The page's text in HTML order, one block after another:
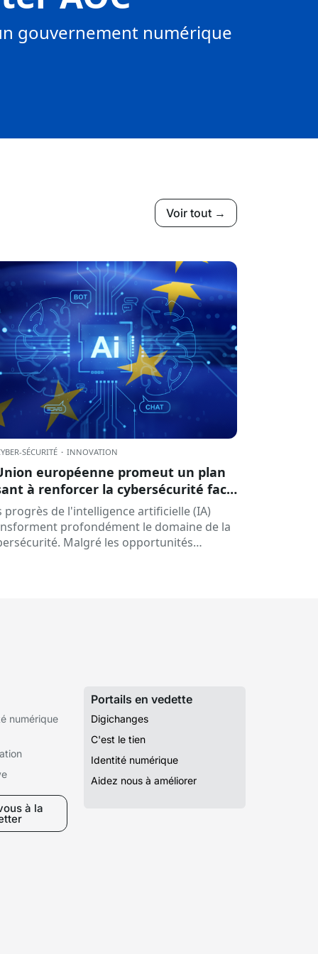
gouvernement numérique
Voir tout →
SÉCURITÉ · INNOVATION
européenne promeut un plan
à renforcer la cybersécurité face
défis de l'intelligence artificielle
progrès de l'intelligence artificielle (IA)
profondément le domaine de la
Malgré les opportunités
numérique
à la
Portails en vedette
Digichanges
C'est le tien
Identité numérique
Aidez nous à améliorer